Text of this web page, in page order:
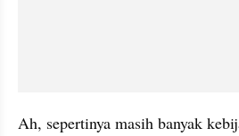
Ah, sepertinya masih banyak